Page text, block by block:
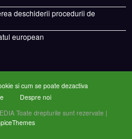
deschiderii procedurii de
european
si cum se poate dezactiva
Despre noi
Toate drepturile sunt rezervate |